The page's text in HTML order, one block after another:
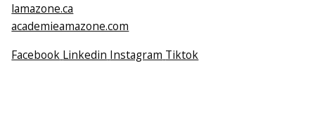
lamazone.ca
academieamazone.com
Facebook Linkedin Instagram Tiktok